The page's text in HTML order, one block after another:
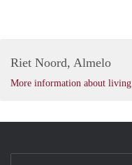
Riet Noord, Almelo
More information about